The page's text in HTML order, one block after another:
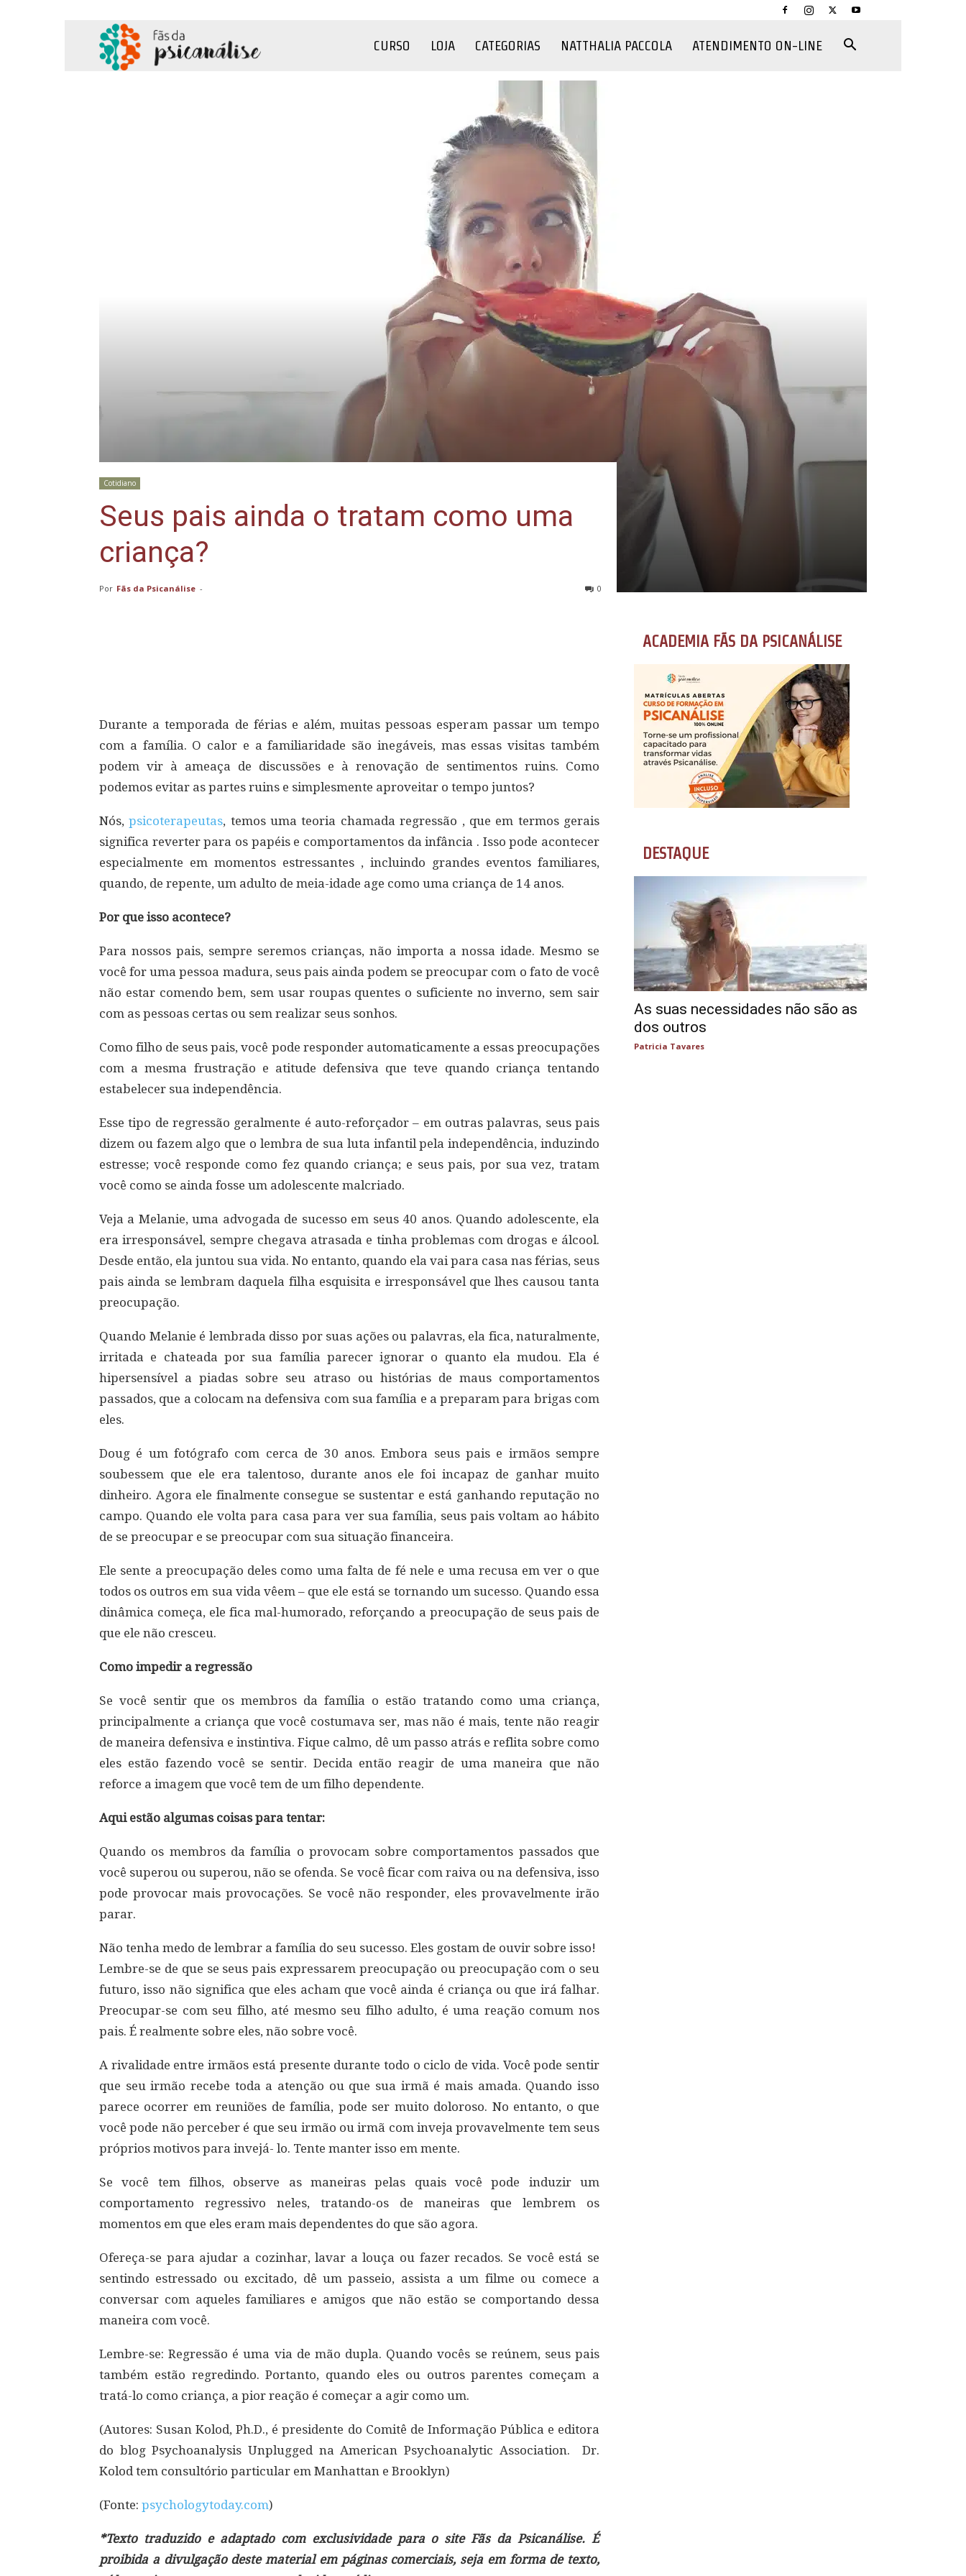
CURSO LOJA CATEGORIAS NATTHALIA PACCOLA ATENDIMENTO ON-LINE
Cotidiano
Seus pais ainda o tratam como uma
criança?
Por Fãs da Psicanálise - 0
Durante a temporada de férias e além, muitas pessoas esperam passar um tempo
com a família. O calor e a familiaridade são inegáveis, mas essas visitas também
podem vir à ameaça de discussões e à renovação de sentimentos ruins. Como
podemos evitar as partes ruins e simplesmente aproveitar o tempo juntos?
Nós,psicoterapeutas, temos uma teoria chamada regressão , que em termos gerais
significa reverter para os papéis e comportamentos da infância . Isso pode acontecer
especialmente em momentos estressantes , incluindo grandes eventos familiares,
quando, de repente, um adulto de meia-idade age como uma criança de 14 anos.
Por que isso acontece?
Para nossos pais, sempre seremos crianças, não importa a nossa idade. Mesmo se
você for uma pessoa madura, seus pais ainda podem se preocupar com o fato de você
não estar comendo bem, sem usar roupas quentes o suficiente no inverno, sem sair
com as pessoas certas ou sem realizar seus sonhos.
Como filho de seus pais, você pode responder automaticamente a essas preocupações
com a mesma frustração e atitude defensiva que teve quando criança tentando
estabelecer sua independência.
Esse tipo de regressão geralmente é auto-reforçador – em outras palavras, seus pais
dizem ou fazem algo que o lembra de sua luta infantil pela independência, induzindo
estresse; você responde como fez quando criança; e seus pais, por sua vez, tratam
você como se ainda fosse um adolescente malcriado.
Veja a Melanie, uma advogada de sucesso em seus 40 anos. Quando adolescente, ela
era irresponsável, sempre chegava atrasada e tinha problemas com drogas e álcool.
Desde então, ela juntou sua vida. No entanto, quando ela vai para casa nas férias, seus
pais ainda se lembram daquela filha esquisita e irresponsável que lhes causou tanta
preocupação.
Quando Melanie é lembrada disso por suas ações ou palavras, ela fica, naturalmente,
irritada e chateada por sua família parecer ignorar o quanto ela mudou. Ela é
hipersensível a piadas sobre seu atraso ou histórias de maus comportamentos
passados, que a colocam na defensiva com sua família e a preparam para brigas com
eles.
Doug é um fotógrafo com cerca de 30 anos. Embora seus pais e irmãos sempre
soubessem que ele era talentoso, durante anos ele foi incapaz de ganhar muito
dinheiro. Agora ele finalmente consegue se sustentar e está ganhando reputação no
campo. Quando ele volta para casa para ver sua família, seus pais voltam ao hábito
de se preocupar e se preocupar com sua situação financeira.
Ele sente a preocupação deles como uma falta de fé nele e uma recusa em ver o que
todos os outros em sua vida vêem – que ele está se tornando um sucesso. Quando essa
dinâmica começa, ele fica mal-humorado, reforçando a preocupação de seus pais de
que ele não cresceu.
Como impedir a regressão
Se você sentir que os membros da família o estão tratando como uma criança,
principalmente a criança que você costumava ser, mas não é mais, tente não reagir
de maneira defensiva e instintiva. Fique calmo, dê um passo atrás e reflita sobre como
eles estão fazendo você se sentir. Decida então reagir de uma maneira que não
reforce a imagem que você tem de um filho dependente.
Aqui estão algumas coisas para tentar:
Quando os membros da família o provocam sobre comportamentos passados ​​que
você superou ou superou, não se ofenda. Se você ficar com raiva ou na defensiva, isso
pode provocar mais provocações. Se você não responder, eles provavelmente irão
parar.
Não tenha medo de lembrar a família do seu sucesso. Eles gostam de ouvir sobre isso!
Lembre-se de que se seus pais expressarem preocupação ou preocupação com o seu
futuro, isso não significa que eles acham que você ainda é criança ou que irá falhar.
Preocupar-se com seu filho, até mesmo seu filho adulto, é uma reação comum nos
pais. É realmente sobre eles, não sobre você.
A rivalidade entre irmãos está presente durante todo o ciclo de vida. Você pode sentir
que seu irmão recebe toda a atenção ou que sua irmã é mais amada. Quando isso
parece ocorrer em reuniões de família, pode ser muito doloroso. No entanto, o que
você pode não perceber é que seu irmão ou irmã com inveja provavelmente tem seus
próprios motivos para invejá- lo. Tente manter isso em mente.
Se você tem filhos, observe as maneiras pelas quais você pode induzir um
comportamento regressivo neles, tratando-os de maneiras que lembrem os
momentos em que eles eram mais dependentes do que são agora.
Ofereça-se para ajudar a cozinhar, lavar a louça ou fazer recados. Se você está se
sentindo estressado ou excitado, dê um passeio, assista a um filme ou comece a
conversar com aqueles familiares e amigos que não estão se comportando dessa
maneira com você.
Lembre-se: Regressão é uma via de mão dupla. Quando vocês se reúnem, seus pais
também estão regredindo. Portanto, quando eles ou outros parentes começam a
tratá-lo como criança, a pior reação é começar a agir como um.
(Autores: Susan Kolod, Ph.D., é presidente do Comitê de Informação Pública e editora
do blog Psychoanalysis Unplugged na American Psychoanalytic Association. Dr.
Kolod tem consultório particular em Manhattan e Brooklyn)
(Fonte: psychologytoday.com)
*Texto traduzido e adaptado com exclusividade para o site Fãs da Psicanálise. É
proibida a divulgação deste material em páginas comerciais, seja em forma de texto,
ACADEMIA FÃS DA PSICANÁLISE
DESTAQUE
As suas necessidades não são as
dos outros
Patricia Tavares